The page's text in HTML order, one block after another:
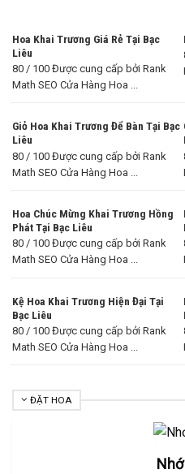
Hoa Khai Trương Giá Rẻ Tại Bạc
Liêu
80 / 100 Được cung cấp bởi Rank
Math SEO Cửa Hàng Hoa ...
Giỏ Hoa Khai Trương Để Bàn Tại Bạc
Liêu
80 / 100 Được cung cấp bởi Rank
Math SEO Cửa Hàng Hoa ...
Hoa Chúc Mừng Khai Trương Hồng
Phát Tại Bạc Liêu
80 / 100 Được cung cấp bởi Rank
Math SEO Cửa Hàng Hoa ...
Kệ Hoa Khai Trương Hiện Đại Tại
Bạc Liêu
80 / 100 Được cung cấp bởi Rank
Math SEO Cửa Hàng Hoa ...
ĐẶT HOA